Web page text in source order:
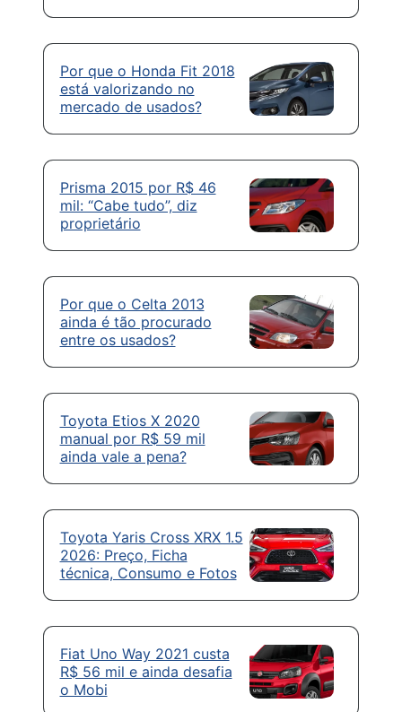
Por que o Honda Fit 2018
está valorizando no
mercado de usados?
Prisma 2015 por R$ 46
mil: “Cabe tudo”, diz
proprietário
Por que o Celta 2013
ainda é tão procurado
entre os usados?
Toyota Etios X 2020
manual por R$ 59 mil
ainda vale a pena?
Toyota Yaris Cross XRX 1.5
2026: Preço, Ficha
técnica, Consumo e Fotos
Fiat Uno Way 2021 custa
R$ 56 mil e ainda desafia
o Mobi